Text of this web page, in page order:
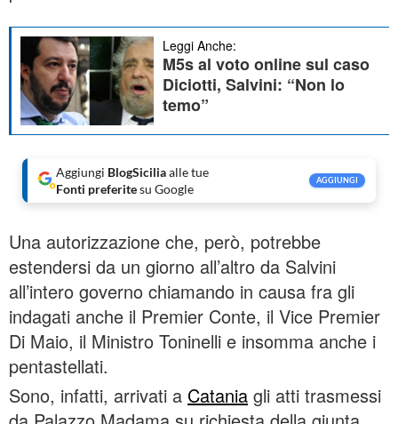
Leggi Anche:
M5s al voto online sul caso
Diciotti, Salvini: “Non lo
temo”
Aggiungi BlogSiciliaalle tue
Fonti preferitesu Google
AGGIUNGI
Una autorizzazione che, però, potrebbe
estendersi da un giorno all’altro da Salvini
all’intero governo chiamando in causa fra gli
indagati anche il Premier Conte, il Vice Premier
Di Maio, il Ministro Toninelli e insomma anche i
pentastellati.
Sono, infatti, arrivati a Catania gli atti trasmessi